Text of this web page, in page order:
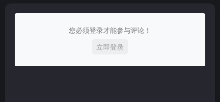
您必须登录才能参与评论！
立即登录